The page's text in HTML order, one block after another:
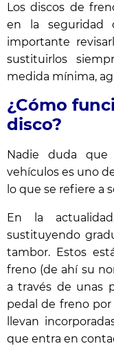
Los discos de
en la
importante
sustituirlos
medida mínima,
¿Cómo
disco?
Nadie duda
vehículos es uno
lo que se refiere a
En la
sustituyendo
tambor. Estos
freno (de ahí su
a través de unas
pedal de freno
llevan
que entra en